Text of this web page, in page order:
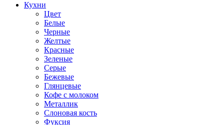
Кухни
Цвет
Белые
Черные
Желтые
Красные
Зеленые
Серые
Бежевые
Глянцевые
Кофе с молоком
Металлик
Слоновая кость
Фуксия